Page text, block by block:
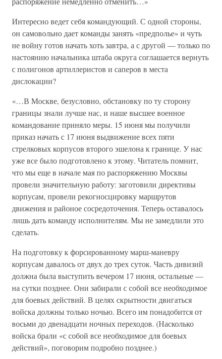
Интересно ведет себя командующий. С одной стороны,
он самовольно дает команды занять «предполье» и чуть
не войну готов начать хоть завтра, а с другой — только по
настоянию начальника штаба округа соглашается вернуть
с полигонов артиллеристов и саперов в места
дислокации?
«…В Москве, безусловно, обстановку по ту сторону
границы знали лучше нас, и наше высшее военное
командование приняло меры. 15 июня мы получили
приказ начать с 17 июня выдвижение всех пяти
стрелковых корпусов второго эшелона к границе. У нас
уже все было подготовлено к этому. Читатель помнит,
что мы еще в начале мая по распоряжению Москвы
провели значительную работу: заготовили директивы
корпусам, провели рекогносцировку маршрутов
движения и районое сосредоточения. Теперь оставалось
лишь дать команду исполнителям. Мы не замедлили это
сделать.
На подготовку к форсированному марш-маневру
корпусам давалось от двух до трех суток. Часть дивизий
должна была выступить вечером 17 июня, остальные —
на сутки позднее. Они забирали с собой все необходимое
для боевых действий. В целях скрытности двигаться
войска должны только ночью. Всего им понадобится от
восьми до двенадцати ночных переходов. (Насколько
войска брали «с собой все необходимое для боевых
действий», поговорим подробно позднее.)